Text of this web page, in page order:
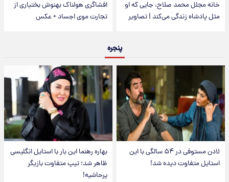
خانه مجلل محمد صلاح، جایی که او
مثل پادشاه زندگی می‌کند | تصاویر
افشاگری هولناک بهنوش بختیاری از
تجارت موی اجساد + عکس
پنجره
لادن مستوفی در ۵۴ سالگی با این
استایل متفاوت دیده شد!
بهاره رهنما این بار با استایل انگلیسی
ظاهر شد؛ تیپ متفاوت بازیگر
پرحاشیه!